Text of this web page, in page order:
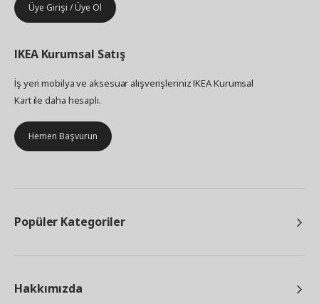
Üye Girişi / Üye Ol
IKEA Kurumsal Satış
İş yeri mobilya ve aksesuar alışverişleriniz IKEA Kurumsal
Kart ile daha hesaplı.
Hemen Başvurun
Popüler Kategoriler
Hakkımızda